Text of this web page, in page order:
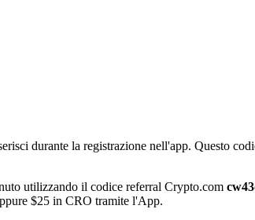
durante la registrazione nell'app. Questo
utilizzando il codice referral Crypto.com
$25 in CRO tramite l'App.